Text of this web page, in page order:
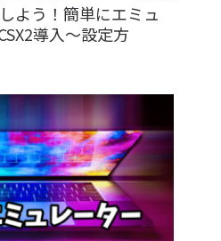
よう！簡単にエミュ
導入～設定方